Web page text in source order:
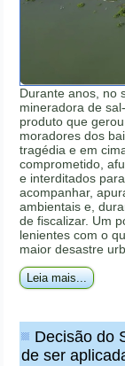
Durante anos, no
mineradora de
produto que
moradores dos
tragédia e em
comprometido,
e interditados
acompanhar,
ambientais e,
de fiscalizar. Um
lenientes com o
maior desastre
Leia mais...
Decisão do
de ser